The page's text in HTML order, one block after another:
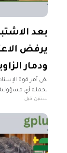
بعد
يرفض
ودمار
نفى آمر قوة
تحمله أي
مؤخرًا، جراء
سنتين قبل